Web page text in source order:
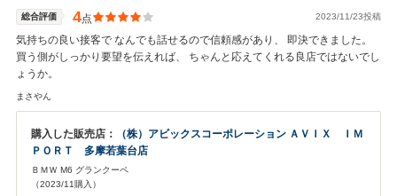
総合評価 4点 2023/11/23投稿
気持ちの良い接客で なんでも話せるので信頼感があり、 即決できました。
買う側がしっかり要望を伝えれば、 ちゃんと応えてくれる良店ではないでし
ょうか。
まさやん
購入した販売店：
（株）アビックスコーポレーション ＡＶＩＸ ＩＭ
ＰＯＲＴ 多摩若葉台店
ＢＭＷ M6 グランクーペ
（2023/11購入）